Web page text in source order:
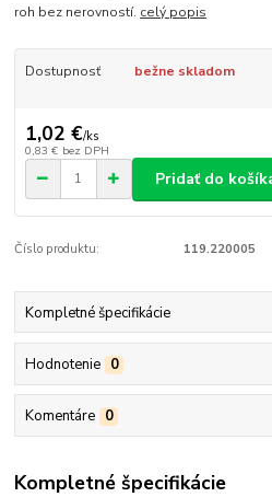
roh bez nerovností. celý popis
Dostupnosť bežne skladom
1,02 €/ks
0,83 € bez DPH
Pridať do
Číslo produktu: 119.220005
Kompletné špecifikácie
Hodnotenie 0
Komentáre 0
Kompletné špecifikácie